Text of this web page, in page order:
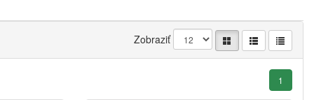
Zobraziť
1